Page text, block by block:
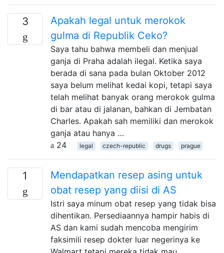
3
Apakah legal untuk merokok
gulma di Republik Ceko?
Saya tahu bahwa membeli dan menjual
ganja di Praha adalah ilegal. Ketika saya
berada di sana pada bulan Oktober 2012
saya belum melihat kedai kopi, tetapi saya
telah melihat banyak orang merokok gulma
di bar atau di jalanan, bahkan di Jembatan
Charles. Apakah sah memiliki dan merokok
ganja atau hanya …
24
legal czech-republic drugs prague
1
Mendapatkan resep asing untuk
obat resep yang diisi di AS
Istri saya minum obat resep yang tidak bisa
dihentikan. Persediaannya hampir habis di
AS dan kami sudah mencoba mengirim
faksimili resep dokter luar negerinya ke